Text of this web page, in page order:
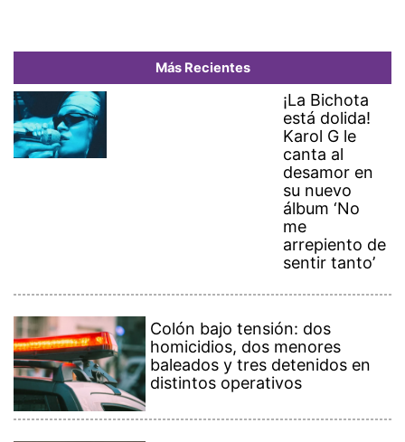
Más Recientes
¡La Bichota
está dolida!
Karol G le
canta al
desamor en
su nuevo
álbum ‘No
me
arrepiento de
sentir tanto’
Colón bajo tensión: dos
homicidios, dos menores
baleados y tres detenidos en
distintos operativos